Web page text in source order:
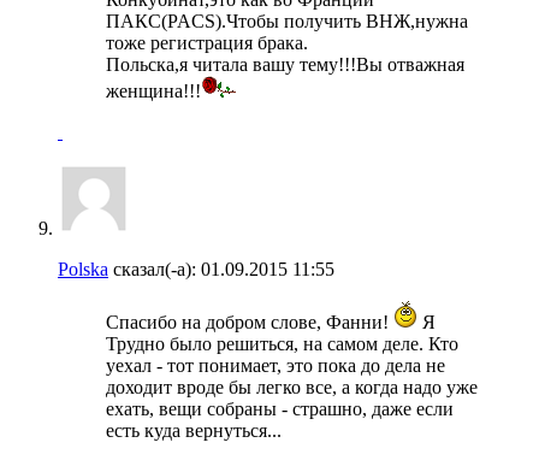
ПАКС(PACS).Чтобы получить ВНЖ,нужна
тоже регистрация брака.
Польска,я читала вашу тему!!!Вы отважная
женщина!!!
Polska сказал(-а): 01.09.2015 11:55
Спасибо на добром слове, Фанни!
Я
Трудно было решиться, на самом деле. Кто
уехал - тот понимает, это пока до дела не
доходит вроде бы легко все, а когда надо уже
ехать, вещи собраны - страшно, даже если
есть куда вернуться...